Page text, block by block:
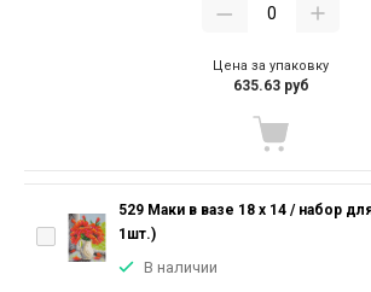
Цена за упаковку
635.63 руб
529 Маки в вазе 18 х 14 / набор
1шт.)
В наличии